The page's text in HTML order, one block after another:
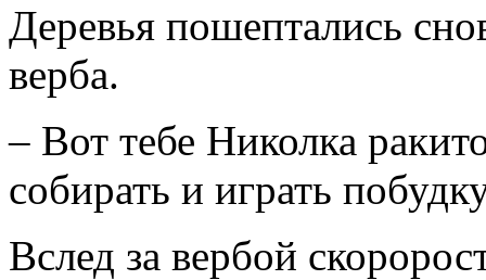
Деревья пошептались
верба.
– Вот тебе Николка
собирать и играть
Вслед за вербой